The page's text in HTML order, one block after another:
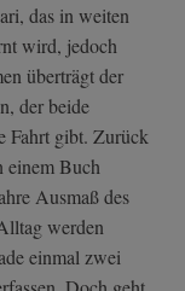
das in weiten
wird, jedoch
überträgt der
der beide
Fahrt gibt. Zurück
einem Buch
Ausmaß des
werden
einmal zwei